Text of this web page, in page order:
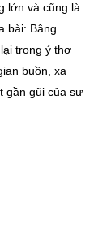
lớn và cũng là
bài: Bâng
trong ý thơ
buồn, xa
gần gũi của sự